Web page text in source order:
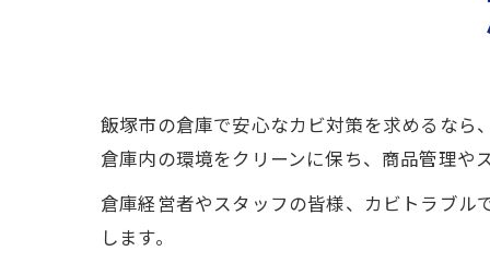
飯塚市の倉庫で安心なカビ対策を求めるなら
倉庫内の環境をクリーンに保ち、商品管理や
倉庫経営者やスタッフの皆様、カビトラブル
します。